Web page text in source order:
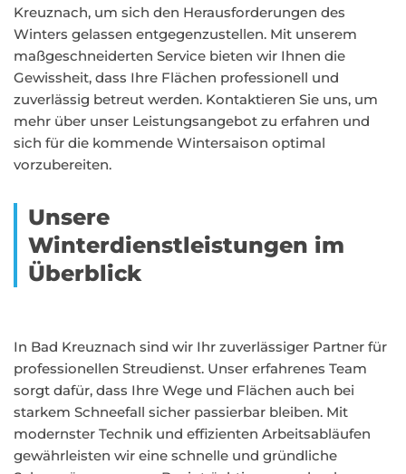
Kreuznach, um sich den Herausforderungen des
Winters gelassen entgegenzustellen. Mit unserem
maßgeschneiderten Service bieten wir Ihnen die
Gewissheit, dass Ihre Flächen professionell und
zuverlässig betreut werden. Kontaktieren Sie uns, um
mehr über unser Leistungsangebot zu erfahren und
sich für die kommende Wintersaison optimal
vorzubereiten.
Unsere
Winterdienstleistungen im
Überblick
In Bad Kreuznach sind wir Ihr zuverlässiger Partner für
professionellen Streudienst. Unser erfahrenes Team
sorgt dafür, dass Ihre Wege und Flächen auch bei
starkem Schneefall sicher passierbar bleiben. Mit
modernster Technik und effizienten Arbeitsabläufen
gewährleisten wir eine schnelle und gründliche